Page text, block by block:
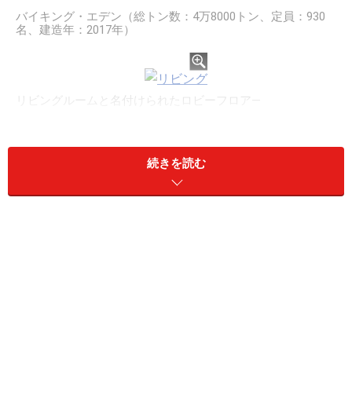
バイキング・エデン（総トン数：4万8000トン、定員：930
名、建造年：2017年）
リビングルームと名付けられたロビーフロア―
2024年秋。「バイキング・エデン」の船内は日本語に対
応し、ビュッフェには和食も登場（ディナーにはおすし
も）。親しみやすくきめ細やかなホスピタリティにファ
続きを読む